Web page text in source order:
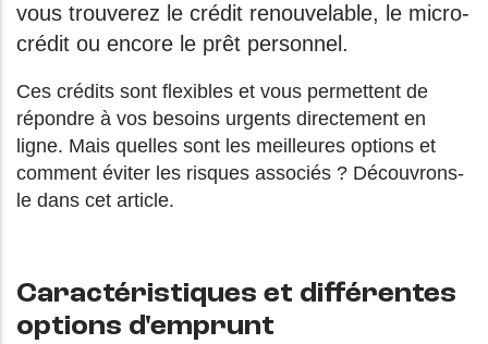
vous trouverez le crédit renouvelable, le micro-
crédit ou encore le prêt personnel.
Ces crédits sont flexibles et vous permettent de
répondre à vos besoins urgents directement en
ligne. Mais quelles sont les meilleures options et
comment éviter les risques associés ? Découvrons-
le dans cet article.
Caractéristiques et différentes
options d'emprunt